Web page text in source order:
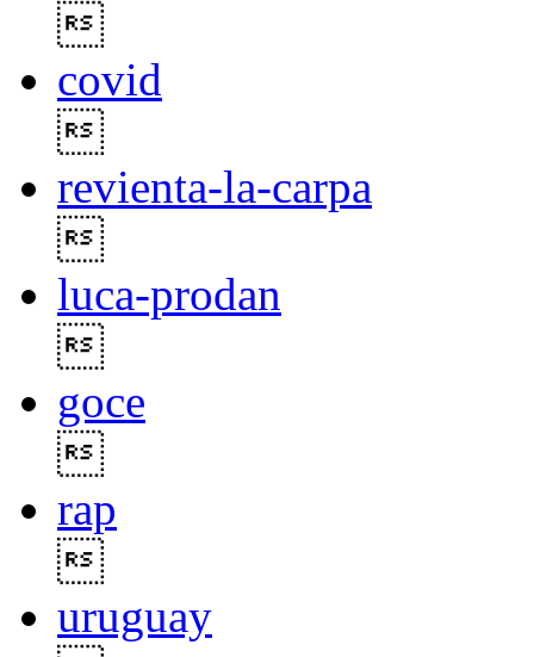
covid
revienta-la-carpa
luca-prodan
goce
rap
uruguay